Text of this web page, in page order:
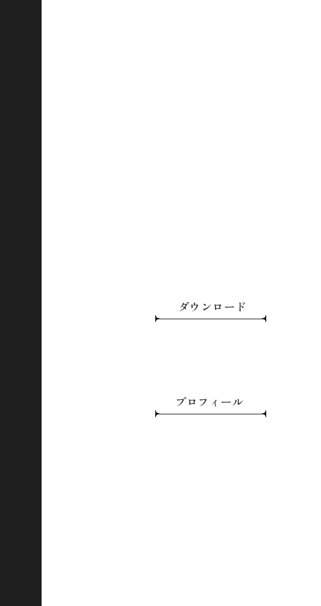
ダウンロード
プロフィール